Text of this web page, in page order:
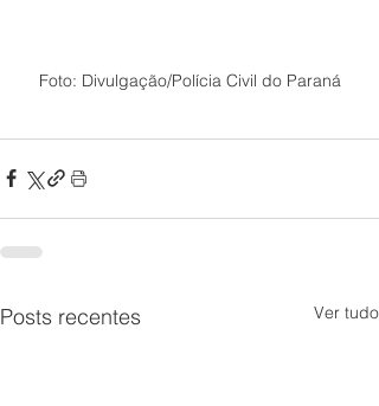
Foto: Divulgação/Polícia Civil do Paraná
Posts recentes Ver tudo